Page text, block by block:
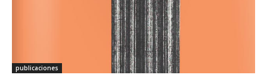
publicaciones